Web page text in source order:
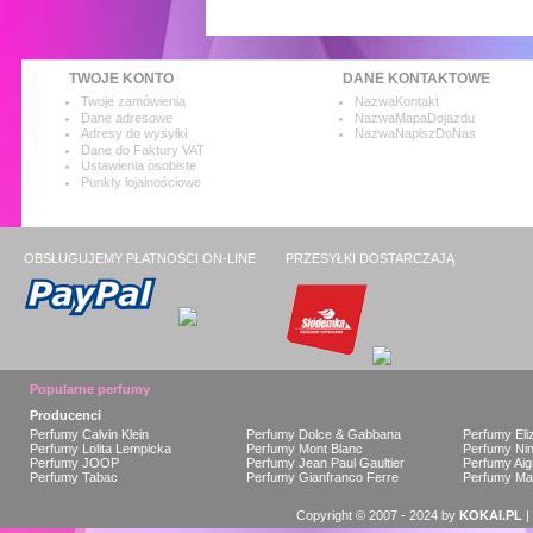
TWOJE KONTO
Twoje zamówienia
Dane adresowe
Adresy do wysyłki
Dane do Faktury VAT
Ustawienia osobiste
Punkty lojalnościowe
DANE KONTAKTOWE
NazwaKontakt
NazwaMapaDojazdu
NazwaNapiszDoNas
OBSŁUGUJEMY PŁATNOŚCI ON-LINE PRZESYŁKI DOSTARCZAJĄ
Popularne perfumy
Producenci
Perfumy Calvin Klein
Perfumy Dolce & Gabbana
Perfumy
Perfumy Lolita Lempicka
Perfumy Mont Blanc
Perfumy
Perfumy JOOP
Perfumy Jean Paul Gaultier
Perfumy
Perfumy Tabac
Perfumy Gianfranco Ferre Perfumy
Copyright © 2007 - 2024 by KOKAI.PL |